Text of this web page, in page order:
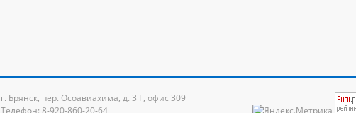
г. Брянск, пер. Осоавиахима, д. 3 Г, офис 309
Телефон: 8-920-860-20-64